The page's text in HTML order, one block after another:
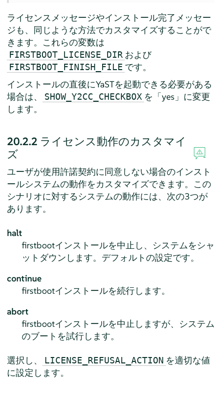
ライセンスメッセージやインストール完了メッセー
ジも、同じような方法でカスタマイズすることがで
きます。これらの変数は
FIRSTBOOT_LICENSE_DIR および
FIRSTBOOT_FINISH_FILE です。
インストールの直後にYaSTを起動できる必要がある
場合は、
SHOW_Y2CC_CHECKBOX を 「yes 」 に変更
します。
20.2.2 ライセンス動作のカスタマイ
ズ
ユーザが使用許諾契約に同意しない場合のインスト
ールシステムの動作をカスタマイズできます。この
シナリオに対するシステムの動作には、次の3つが
あります。
halt
firstbootインストールを中止し、システムをシャ
ットダウンします。デフォルトの設定です。
continue
firstbootインストールを続行します。
abort
firstbootインストールを中止しますが、システム
のブートを試行します。
選択し、 LICENSE_REFUSAL_ACTION を適切な値
に設定します。